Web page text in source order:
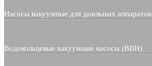
Насосы вакуумные для доильных аппаратов
Водокольцевые вакуумные насосы (ВВН)